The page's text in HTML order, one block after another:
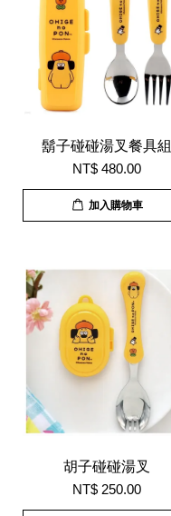
鬍子碰碰湯叉餐具組
NT$ 480.00
加入購物車
胡子碰碰湯叉
NT$ 250.00